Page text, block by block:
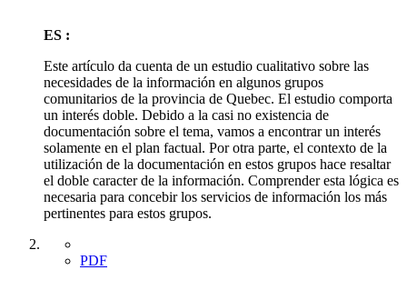
ES :
Este artículo da cuenta de un estudio cualitativo sobre las
necesidades de la información en algunos grupos
comunitarios de la provincia de Quebec. El estudio comporta
un interés doble. Debido a la casi no existencia de
documentación sobre el tema, vamos a encontrar un interés
solamente en el plan factual. Por otra parte, el contexto de la
utilización de la documentación en estos grupos hace resaltar
el doble caracter de la información. Comprender esta lógica es
necesaria para concebir los servicios de información los más
pertinentes para estos grupos.
PDF